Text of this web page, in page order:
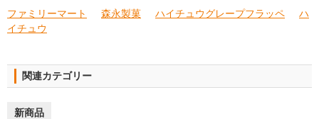
ファミリーマート 森永製菓 ハイチュウグレープフラッペ
ハ
イチュウ
関連カテゴリー
新商品